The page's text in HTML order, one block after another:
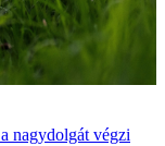
nagydolgát végzi